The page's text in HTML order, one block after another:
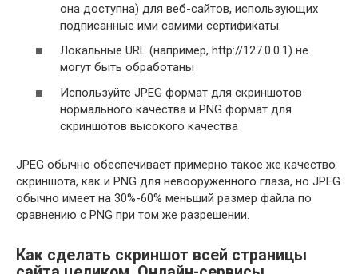
она доступна) для веб-сайтов, использующих
подписанные ими самими сертификаты.
Локальные URL (например, http://127.0.0.1) не
могут быть обработаны
Используйте JPEG формат для скриншотов
нормального качества и PNG формат для
скриншотов высокого качества
JPEG обычно обеспечивает примерно такое же качество
скриншота, как и PNG для невооруженного глаза, но JPEG
обычно имеет на 30%-60% меньший размер файла по
сравнению с PNG при том же разрешении.
Как сделать скриншот всей страницы